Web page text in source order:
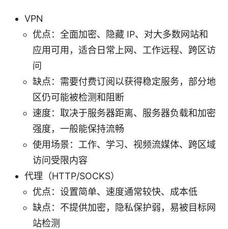
VPN
优点：全面加密、隐藏 IP、对大多数网站和
应用可用，适合日常上网、工作远程、跨区访
问
缺点：需要付费订阅以获得稳定服务，部分地
区仍可能被检测和阻断
速度：取决于服务器距离、服务器负载和加密
强度，一般能保持流畅
使用场景：工作、学习、视频流媒体、跨区域
访问受限内容
代理（HTTP/SOCKS）
优点：设置简单、速度通常较快、成本低
缺点：不提供加密，隐私保护弱，易被目标网
站检测